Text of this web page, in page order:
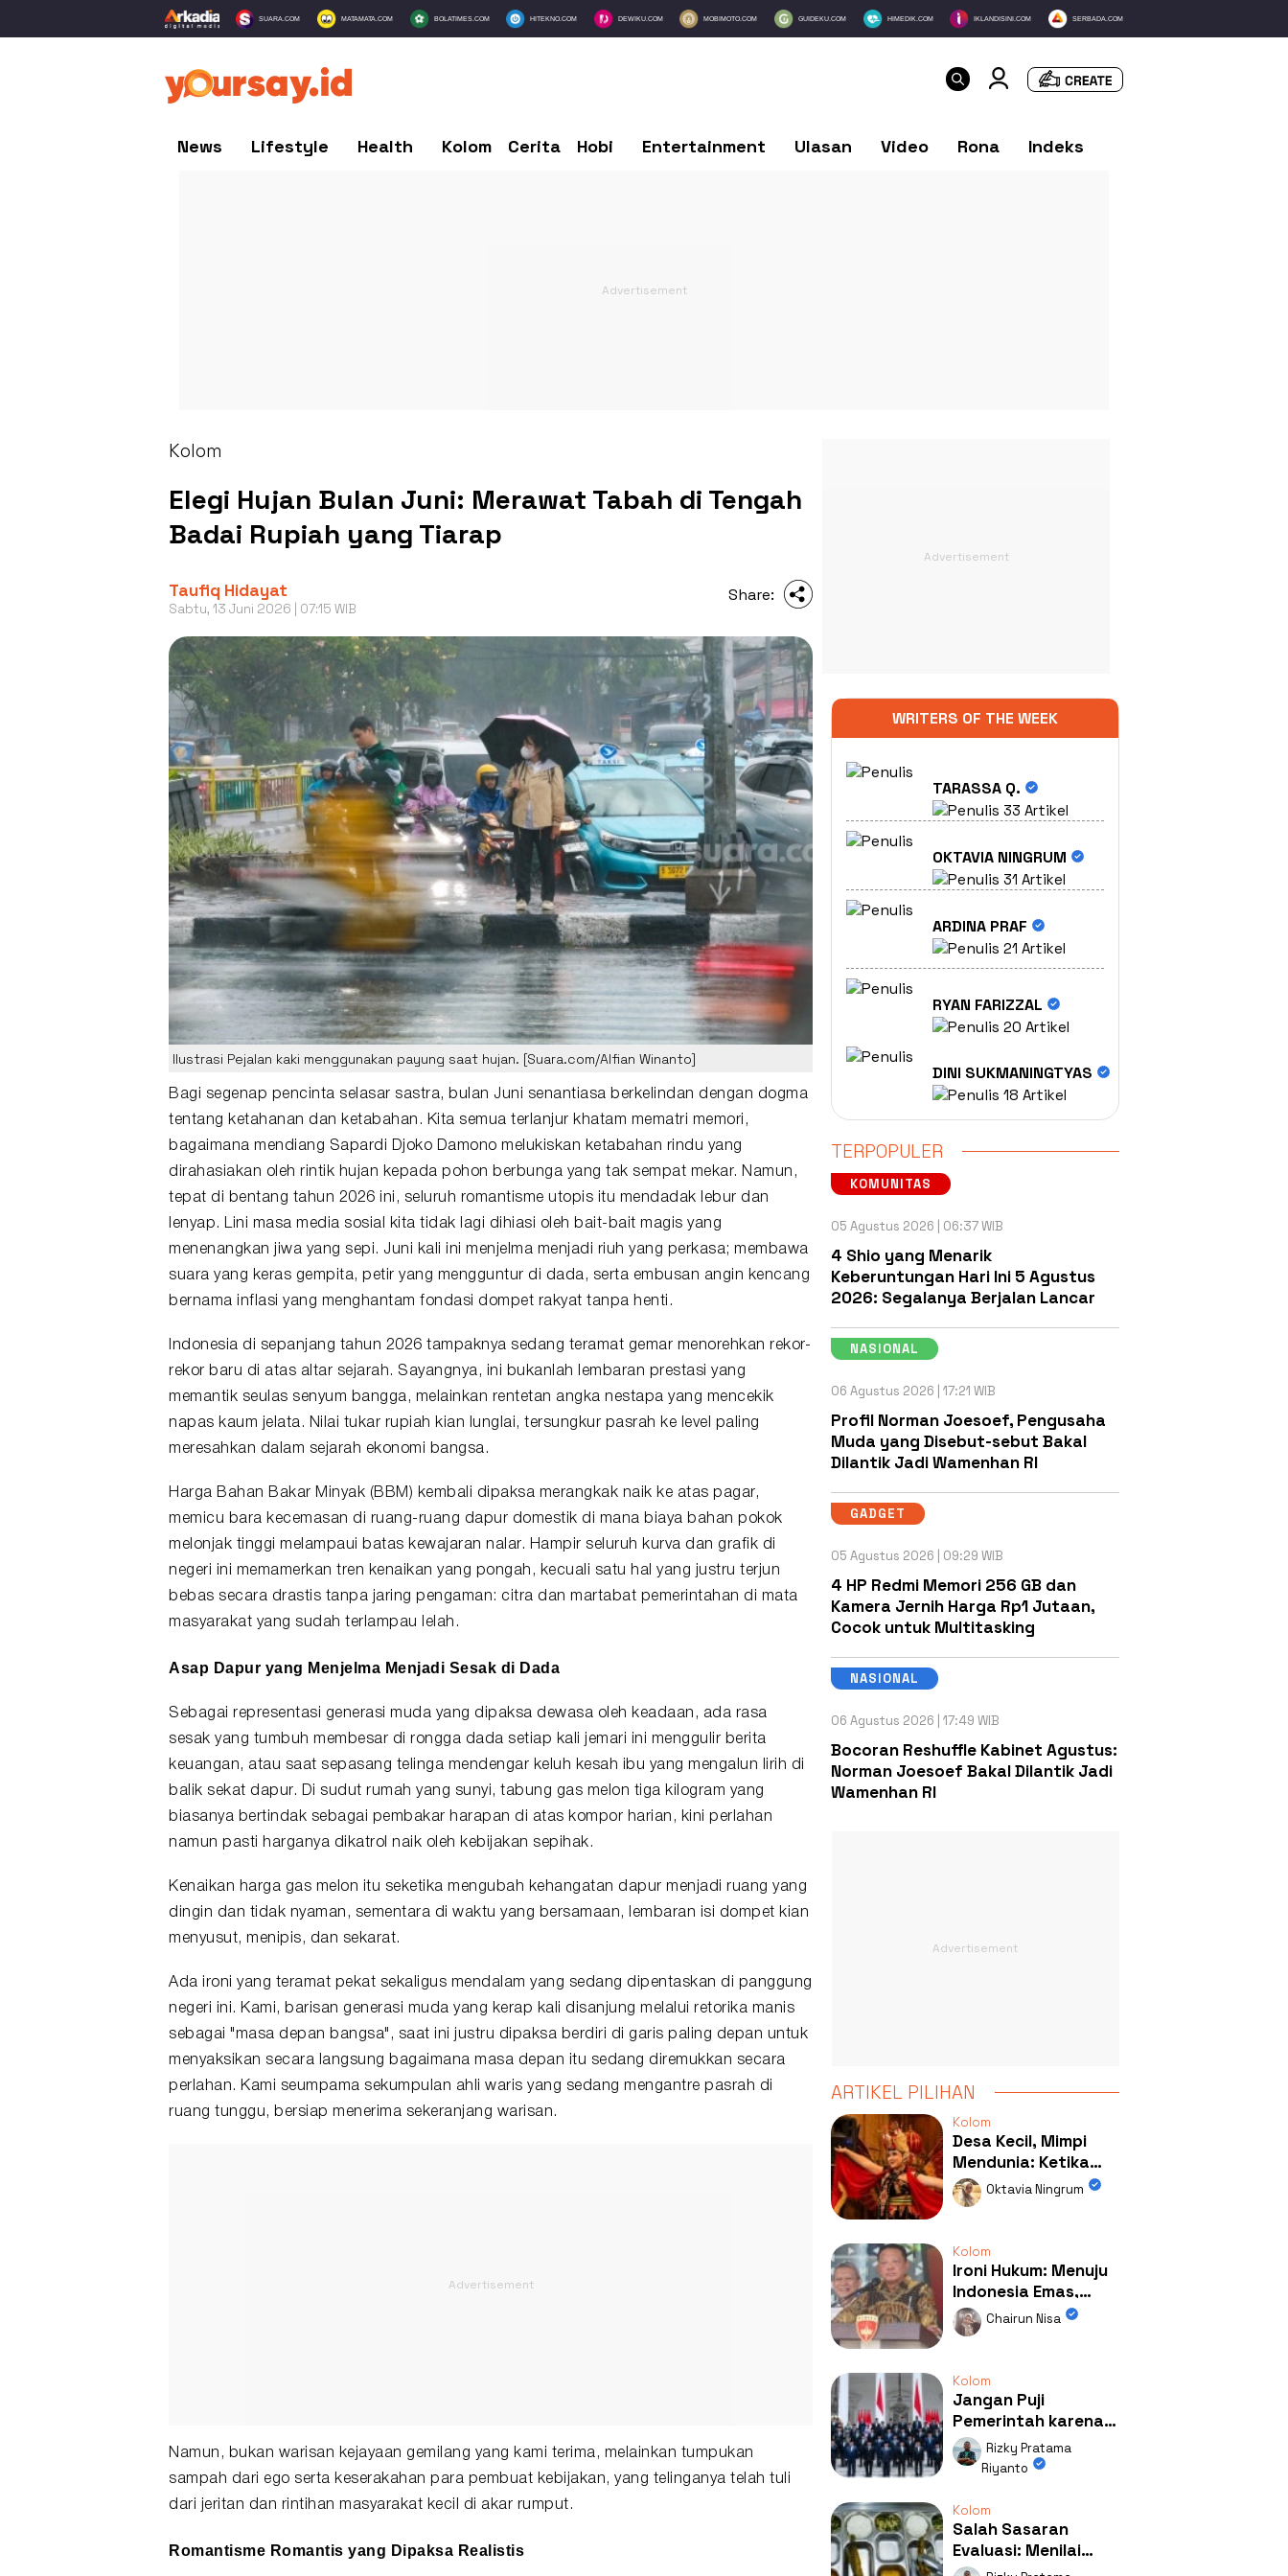
SUARA.COM MATAMATA.COM BOLATIMES.COM HITEKNO.COM DEWIKU.COM MOBIMOTO.COM GUIDEKU.COM HIMEDIK.COM IKLANDISINI.COM SERBADA.COM
News Lifestyle Health Kolom Cerita Hobi Entertainment Ulasan Video Rona Indeks
Kolom
Elegi Hujan Bulan Juni: Merawat Tabah di Tengah
Badai Rupiah yang Tiarap
Taufiq Hidayat
Sabtu, 13 Juni 2026 | 07:15 WIB
Share:
Ilustrasi Pejalan kaki menggunakan payung saat hujan. [Suara.com/Alfian Winanto]
Bagi segenap pencinta selasar sastra, bulan Juni senantiasa berkelindan dengan dogma
tentang ketahanan dan ketabahan. Kita semua terlanjur khatam mematri memori,
bagaimana mendiang Sapardi Djoko Damono melukiskan ketabahan rindu yang
dirahasiakan oleh rintik hujan kepada pohon berbunga yang tak sempat mekar. Namun,
tepat di bentang tahun 2026 ini, seluruh romantisme utopis itu mendadak lebur dan
lenyap. Lini masa media sosial kita tidak lagi dihiasi oleh bait-bait magis yang
menenangkan jiwa yang sepi. Juni kali ini menjelma menjadi riuh yang perkasa; membawa
suara yang keras gempita, petir yang mengguntur di dada, serta embusan angin kencang
bernama inflasi yang menghantam fondasi dompet rakyat tanpa henti.
Indonesia di sepanjang tahun 2026 tampaknya sedang teramat gemar menorehkan rekor-
rekor baru di atas altar sejarah. Sayangnya, ini bukanlah lembaran prestasi yang
memantik seulas senyum bangga, melainkan rentetan angka nestapa yang mencekik
napas kaum jelata. Nilai tukar rupiah kian lunglai, tersungkur pasrah ke level paling
meresahkan dalam sejarah ekonomi bangsa.
Harga Bahan Bakar Minyak (BBM) kembali dipaksa merangkak naik ke atas pagar,
memicu bara kecemasan di ruang-ruang dapur domestik di mana biaya bahan pokok
melonjak tinggi melampaui batas kewajaran nalar. Hampir seluruh kurva dan grafik di
negeri ini memamerkan tren kenaikan yang pongah, kecuali satu hal yang justru terjun
bebas secara drastis tanpa jaring pengaman: citra dan martabat pemerintahan di mata
masyarakat yang sudah terlampau lelah.
Asap Dapur yang Menjelma Menjadi Sesak di Dada
Sebagai representasi generasi muda yang dipaksa dewasa oleh keadaan, ada rasa
sesak yang tumbuh membesar di rongga dada setiap kali jemari ini menggulir berita
keuangan, atau saat sepasang telinga mendengar keluh kesah ibu yang mengalun lirih di
balik sekat dapur. Di sudut rumah yang sunyi, tabung gas melon tiga kilogram yang
biasanya bertindak sebagai pembakar harapan di atas kompor harian, kini perlahan
namun pasti harganya dikatrol naik oleh kebijakan sepihak.
Kenaikan harga gas melon itu seketika mengubah kehangatan dapur menjadi ruang yang
dingin dan tidak nyaman, sementara di waktu yang bersamaan, lembaran isi dompet kian
menyusut, menipis, dan sekarat.
Ada ironi yang teramat pekat sekaligus mendalam yang sedang dipentaskan di panggung
negeri ini. Kami, barisan generasi muda yang kerap kali disanjung melalui retorika manis
sebagai "masa depan bangsa", saat ini justru dipaksa berdiri di garis paling depan untuk
menyaksikan secara langsung bagaimana masa depan itu sedang diremukkan secara
perlahan. Kami seumpama sekumpulan ahli waris yang sedang mengantre pasrah di
ruang tunggu, bersiap menerima sekeranjang warisan.
Namun, bukan warisan kejayaan gemilang yang kami terima, melainkan tumpukan
sampah dari ego serta keserakahan para pembuat kebijakan, yang telinganya telah tuli
dari jeritan dan rintihan masyarakat kecil di akar rumput.
Romantisme Romantis yang Dipaksa Realistis
WRITERS OF THE WEEK
TARASSA Q.
33 Artikel
OKTAVIA NINGRUM
31 Artikel
ARDINA PRAF
21 Artikel
RYAN FARIZZAL
20 Artikel
DINI SUKMANINGTYAS
18 Artikel
TERPOPULER
KOMUNITAS
05 Agustus 2026 | 06:37 WIB
4 Shio yang Menarik
Keberuntungan Hari Ini 5 Agustus
2026: Segalanya Berjalan Lancar
NASIONAL
06 Agustus 2026 | 17:21 WIB
Profil Norman Joesoef, Pengusaha
Muda yang Disebut-sebut Bakal
Dilantik Jadi Wamenhan RI
GADGET
05 Agustus 2026 | 09:29 WIB
4 HP Redmi Memori 256 GB dan
Kamera Jernih Harga Rp1 Jutaan,
Cocok untuk Multitasking
NASIONAL
06 Agustus 2026 | 17:49 WIB
Bocoran Reshuffle Kabinet Agustus:
Norman Joesoef Bakal Dilantik Jadi
Wamenhan RI
ARTIKEL PILIHAN
Kolom
Desa Kecil, Mimpi
Mendunia: Ketika
Kolaborasi
Mengubah Wajah
Oktavia Ningrum
Kolom
Ironi Hukum: Menuju
Indonesia Emas,
Ternyata Emasnya
Ada di Rumah Febrie!
Chairun Nisa
Kolom
Jangan Puji
Pemerintah karena
Kerja: Mengapa
Publik Begitu Mudah
Rizky Pratama
Riyanto
Kolom
Salah Sasaran
Evaluasi: Menilai
Program MBG Lewat